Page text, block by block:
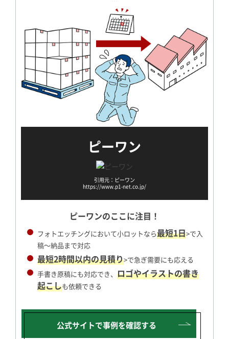
ピーワン
引用元：ピーワン
https://www.p1-net.co.jp/
ピーワンのここに注目！
フォトエッチングにおいて小ロットなら最短1日>で入
稿～納品まで対応
最短2時間以内の見積り>で急ぎ需要にも応える
手書き原稿にも対応でき、 ロゴやイラストの書き
起こしも依頼できる
公式サイトで事例を確認する